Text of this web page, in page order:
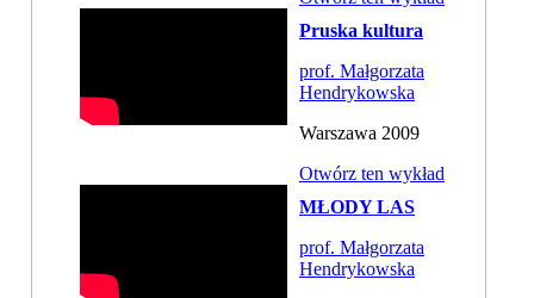
Pruska kultura
prof. Małgorzata
Hendrykowska
Warszawa 2009
Otwórz ten wykład
MŁODY LAS
prof. Małgorzata
Hendrykowska